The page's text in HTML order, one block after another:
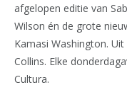
afgelopen editie van
Wilson én de grote
Kamasi Washington.
Collins. Elke
Cultura.